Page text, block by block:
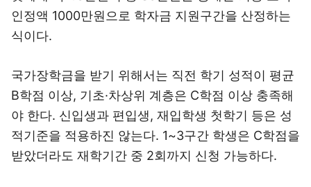
인정액 1000만원으로 학자금 지원구간을 산정하는
식이다.
국가장학금을 받기 위해서는 직전 학기 성적이 평균
B학점 이상, 기초·차상위 계층은 C학점 이상 충족해
야 한다. 신입생과 편입생, 재입학생 첫학기 등은 성
적기준을 적용하진 않는다. 1~3구간 학생은 C학점을
받았더라도 재학기간 중 2회까지 신청 가능하다.